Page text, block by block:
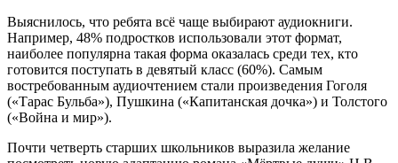
Выяснилось, что ребята всё чаще выбирают аудиокниги.
Например, 48% подростков использовали этот формат,
наиболее популярна такая форма оказалась среди тех, кто
готовится поступать в девятый класс (60%). Самым
востребованным аудиочтением стали произведения Гоголя
(«Тарас Бульба»), Пушкина («Капитанская дочка») и Толстого
(«Война и мир»).
Почти четверть старших школьников выразила желание